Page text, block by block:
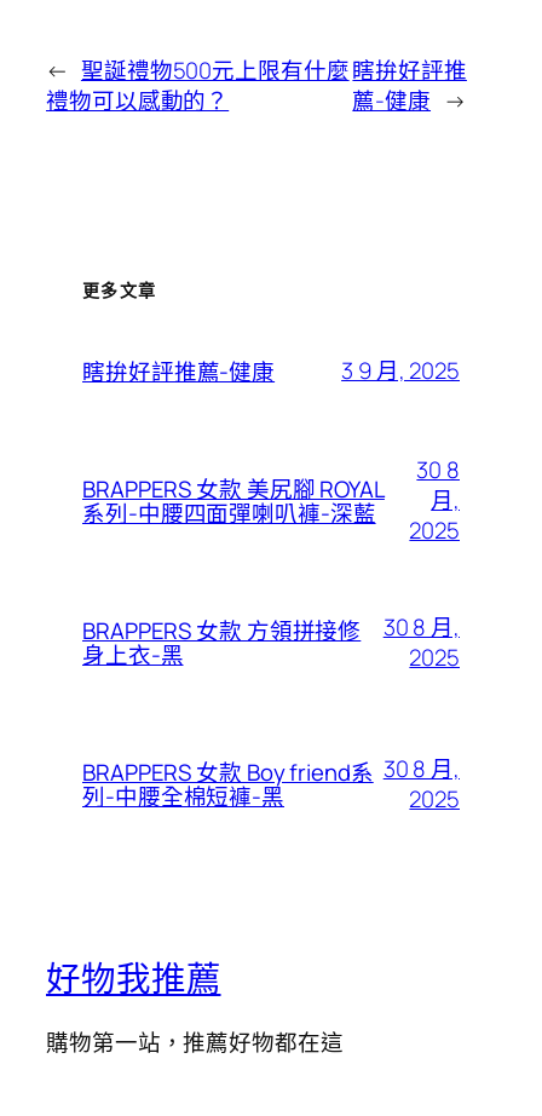
← 聖誕禮物500元上限有什麼
禮物可以感動的？
瞎拚好評推
薦-健康 →
更多文章
瞎拚好評推薦-健康 3 9 月, 2025
BRAPPERS 女款 美尻腳 ROYAL
系列-中腰四面彈喇叭褲-深藍
30 8
月,
2025
BRAPPERS 女款 方領拼接修
身上衣-黑
30 8 月,
2025
BRAPPERS 女款 Boy friend系
列-中腰全棉短褲-黑
30 8 月,
2025
好物我推薦
購物第一站，推薦好物都在這